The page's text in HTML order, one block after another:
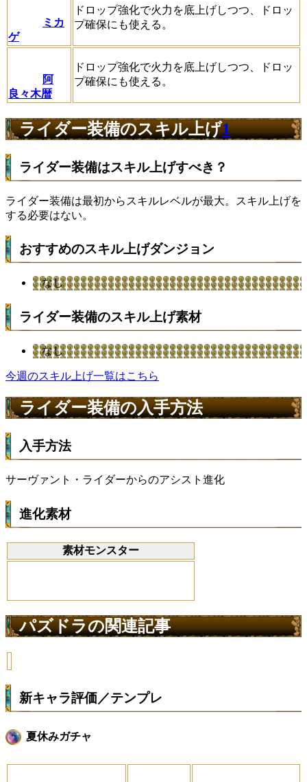
ミカ
ゲ
ドロップ強化で火力を底上げしつつ、ドロッ
プ確保にも使える。
阿
良々木暦
ドロップ強化で火力を底上げしつつ、ドロッ
プ確保にも使える。
ライダー装備のスキル上げ1
ライダー装備はスキル上げすべき？
ライダー装備は最初からスキルレベルが最大。スキル上げを
する必要はない。
おすすめのスキル上げダンジョン
なし
ライダー装備のスキル上げ素材
なし
今週のスキル上げ一覧はこちら
ライダー装備の入手方法
入手方法
サーヴァント・ライダーからのアシスト進化
進化素材
素材モンスター
パズドラの関連記事
新キャラ評価／テンプレ
夏休みガチャ